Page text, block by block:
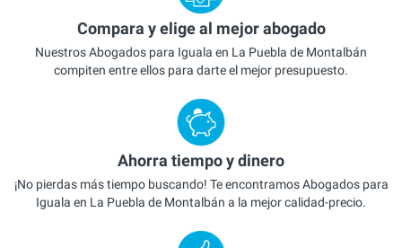
Compara y elige al mejor abogado
Nuestros Abogados para Iguala en La Puebla de Montalbán
compiten entre ellos para darte el mejor presupuesto.
Ahorra tiempo y dinero
¡No pierdas más tiempo buscando! Te encontramos Abogados para
Iguala en La Puebla de Montalbán a la mejor calidad-precio.